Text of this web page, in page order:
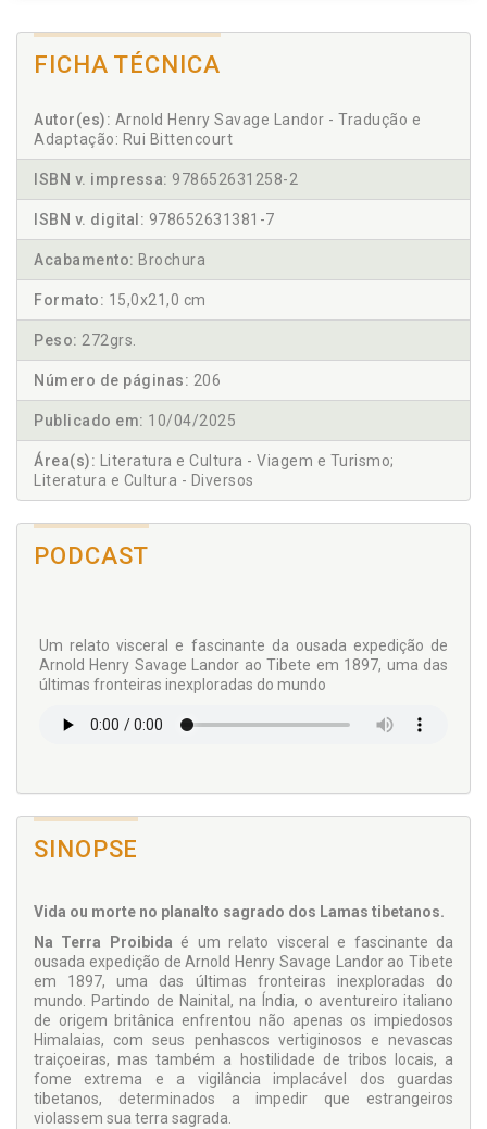
FICHA TÉCNICA
Autor(es): Arnold Henry Savage Landor - Tradução e
Adaptação: Rui Bittencourt
ISBN v. impressa: 978652631258-2
ISBN v. digital: 978652631381-7
Acabamento: Brochura
Formato: 15,0x21,0 cm
Peso: 272grs.
Número de páginas: 206
Publicado em: 10/04/2025
Área(s): Literatura e Cultura - Viagem e Turismo;
Literatura e Cultura - Diversos
PODCAST
Um relato visceral e fascinante da ousada expedição de
Arnold Henry Savage Landor ao Tibete em 1897, uma das
últimas fronteiras inexploradas do mundo
SINOPSE
Vida ou morte no planalto sagrado dos Lamas tibetanos.
Na Terra Proibida é um relato visceral e fascinante da
ousada expedição de Arnold Henry Savage Landor ao Tibete
em 1897, uma das últimas fronteiras inexploradas do
mundo. Partindo de Nainital, na Índia, o aventureiro italiano
de origem britânica enfrentou não apenas os impiedosos
Himalaias, com seus penhascos vertiginosos e nevascas
traiçoeiras, mas também a hostilidade de tribos locais, a
fome extrema e a vigilância implacável dos guardas
tibetanos, determinados a impedir que estrangeiros
violassem sua terra sagrada.